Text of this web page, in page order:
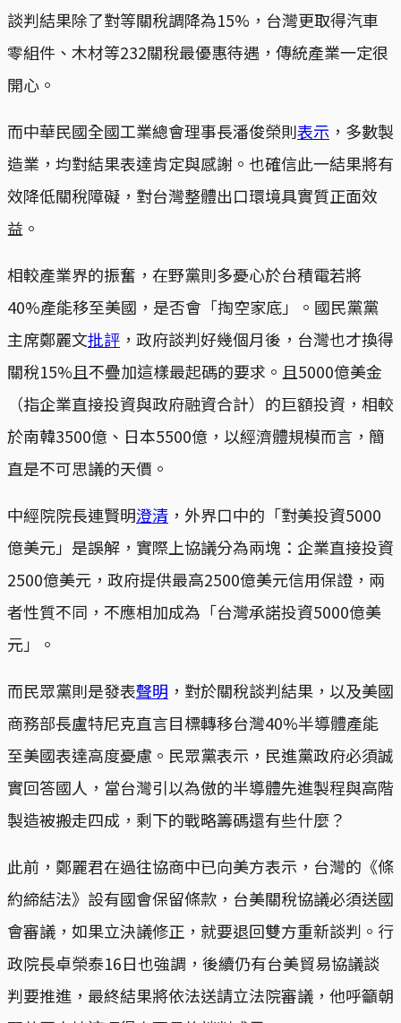
談判結果除了對等關稅調降為15%，台灣更取得汽車
零組件、木材等232關稅最優惠待遇，傳統產業一定很
開心。
而中華民國全國工業總會理事長潘俊榮則表示 ，多數製
造業，均對結果表達肯定與感謝。也確信此一結果將有
效降低關稅障礙，對台灣整體出口環境具實質正面效
益。
相較產業界的振奮，在野黨則多憂心於台積電若將
40%產能移至美國，是否會「掏空家底」。國民黨黨
主席鄭麗文批評 ，政府談判好幾個月後，台灣也才換得
關稅15%且不疊加這樣最起碼的要求。且5000億美金
（指企業直接投資與政府融資合計）的巨額投資，相較
於南韓3500億、日本5500億，以經濟體規模而言，簡
直是不可思議的天價。
中經院院長連賢明澄清 ，外界口中的「對美投資5000
億美元」是誤解，實際上協議分為兩塊：企業直接投資
2500億美元，政府提供最高2500億美元信用保證，兩
者性質不同，不應相加成為「台灣承諾投資5000億美
元」。
而民眾黨則是發表聲明 ，對於關稅談判結果，以及美國
商務部長盧特尼克直言目標轉移台灣40%半導體產能
至美國表達高度憂慮。民眾黨表示，民進黨政府必須誠
實回答國人，當台灣引以為傲的半導體先進製程與高階
製造被搬走四成，剩下的戰略籌碼還有些什麼？
此前，鄭麗君在過往協商中已向美方表示，台灣的《條
約締結法》設有國會保留條款，台美關稅協議必須送國
會審議，如果立決議修正，就要退回雙方重新談判。行
政院長卓榮泰16日也強調，後續仍有台美貿易協議談
判要推進，最終結果將依法送請立法院審議，他呼籲朝